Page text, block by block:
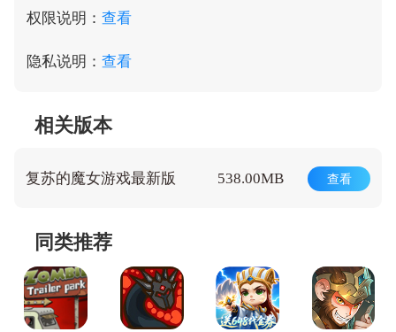
权限说明： 查看
隐私说明： 查看
相关版本
复苏的魔女游戏最新版 538.00MB 查看
同类推荐